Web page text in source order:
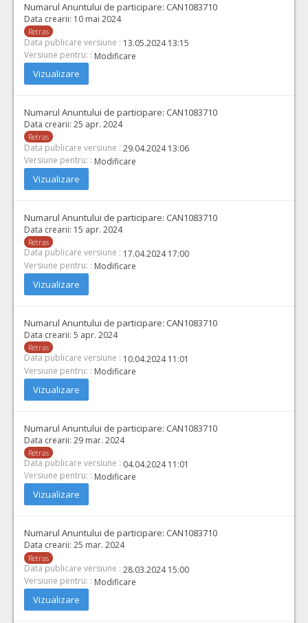
Numarul Anuntului de participare: CAN1083710
Data crearii: 10 mai 2024
Retras
Data publicare versiune : 13.05.2024 13:15
Versiune pentru: : Modificare
Vizualizare
Numarul Anuntului de participare: CAN1083710
Data crearii: 25 apr. 2024
Retras
Data publicare versiune : 29.04.2024 13:06
Versiune pentru: : Modificare
Vizualizare
Numarul Anuntului de participare: CAN1083710
Data crearii: 15 apr. 2024
Retras
Data publicare versiune : 17.04.2024 17:00
Versiune pentru: : Modificare
Vizualizare
Numarul Anuntului de participare: CAN1083710
Data crearii: 5 apr. 2024
Retras
Data publicare versiune : 10.04.2024 11:01
Versiune pentru: : Modificare
Vizualizare
Numarul Anuntului de participare: CAN1083710
Data crearii: 29 mar. 2024
Retras
Data publicare versiune : 04.04.2024 11:01
Versiune pentru: : Modificare
Vizualizare
Numarul Anuntului de participare: CAN1083710
Data crearii: 25 mar. 2024
Retras
Data publicare versiune : 28.03.2024 15:00
Versiune pentru: : Modificare
Vizualizare